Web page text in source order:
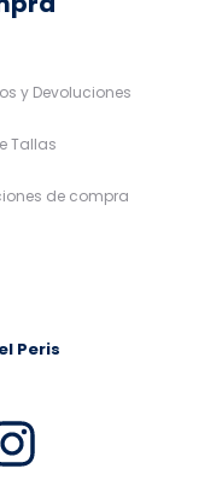
y Devoluciones
Tallas
de compra
Peris